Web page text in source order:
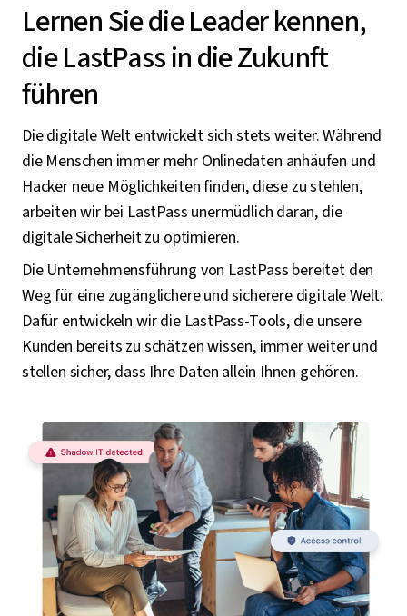
Lernen Sie die Leader kennen,
die LastPass in die Zukunft
führen
Die digitale Welt entwickelt sich stets weiter. Während
die Menschen immer mehr Onlinedaten anhäufen und
Hacker neue Möglichkeiten finden, diese zu stehlen,
arbeiten wir bei LastPass unermüdlich daran, die
digitale Sicherheit zu optimieren.
Die Unternehmensführung von LastPass bereitet den
Weg für eine zugänglichere und sicherere digitale Welt.
Dafür entwickeln wir die LastPass-Tools, die unsere
Kunden bereits zu schätzen wissen, immer weiter und
stellen sicher, dass Ihre Daten allein Ihnen gehören.